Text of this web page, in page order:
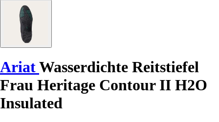
AriatWasserdichte Reitstiefel
Frau Heritage Contour II H2O
Insulated